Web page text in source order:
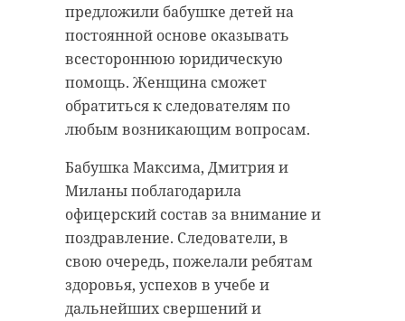
предложили бабушке детей на
постоянной основе оказывать
всестороннюю юридическую
помощь. Женщина сможет
обратиться к следователям по
любым возникающим вопросам.
Бабушка Максима, Дмитрия и
Миланы поблагодарила
офицерский состав за внимание и
поздравление. Следователи, в
свою очередь, пожелали ребятам
здоровья, успехов в учебе и
дальнейших свершений и